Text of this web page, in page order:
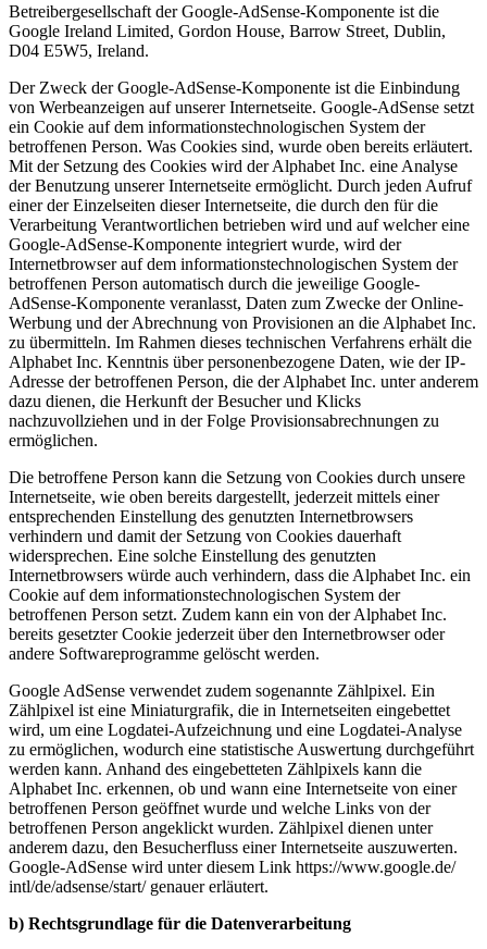
Betreibergesellschaft der Google-AdSense-Komponente ist die
Google Ireland Limited, Gordon House, Barrow Street, Dublin,
D04 E5W5, Ireland.
Der Zweck der Google-AdSense-Komponente ist die Einbindung
von Werbeanzeigen auf unserer Internetseite. Google-AdSense setzt
ein Cookie auf dem informationstechnologischen System der
betroffenen Person. Was Cookies sind, wurde oben bereits erläutert.
Mit der Setzung des Cookies wird der Alphabet Inc. eine Analyse
der Benutzung unserer Internetseite ermöglicht. Durch jeden Aufruf
einer der Einzelseiten dieser Internetseite, die durch den für die
Verarbeitung Verantwortlichen betrieben wird und auf welcher eine
Google-AdSense-Komponente integriert wurde, wird der
Internetbrowser auf dem informationstechnologischen System der
betroffenen Person automatisch durch die jeweilige Google-
AdSense-Komponente veranlasst, Daten zum Zwecke der Online-
Werbung und der Abrechnung von Provisionen an die Alphabet Inc.
zu übermitteln. Im Rahmen dieses technischen Verfahrens erhält die
Alphabet Inc. Kenntnis über personenbezogene Daten, wie der IP-
Adresse der betroffenen Person, die der Alphabet Inc. unter anderem
dazu dienen, die Herkunft der Besucher und Klicks
nachzuvollziehen und in der Folge Provisionsabrechnungen zu
ermöglichen.
Die betroffene Person kann die Setzung von Cookies durch unsere
Internetseite, wie oben bereits dargestellt, jederzeit mittels einer
entsprechenden Einstellung des genutzten Internetbrowsers
verhindern und damit der Setzung von Cookies dauerhaft
widersprechen. Eine solche Einstellung des genutzten
Internetbrowsers würde auch verhindern, dass die Alphabet Inc. ein
Cookie auf dem informationstechnologischen System der
betroffenen Person setzt. Zudem kann ein von der Alphabet Inc.
bereits gesetzter Cookie jederzeit über den Internetbrowser oder
andere Softwareprogramme gelöscht werden.
Google AdSense verwendet zudem sogenannte Zählpixel. Ein
Zählpixel ist eine Miniaturgrafik, die in Internetseiten eingebettet
wird, um eine Logdatei-Aufzeichnung und eine Logdatei-Analyse
zu ermöglichen, wodurch eine statistische Auswertung durchgeführt
werden kann. Anhand des eingebetteten Zählpixels kann die
Alphabet Inc. erkennen, ob und wann eine Internetseite von einer
betroffenen Person geöffnet wurde und welche Links von der
betroffenen Person angeklickt wurden. Zählpixel dienen unter
anderem dazu, den Besucherfluss einer Internetseite auszuwerten.
Google-AdSense wird unter diesem Link https://www.google.de/
intl/de/adsense/start/ genauer erläutert.
b) Rechtsgrundlage für die Datenverarbeitung